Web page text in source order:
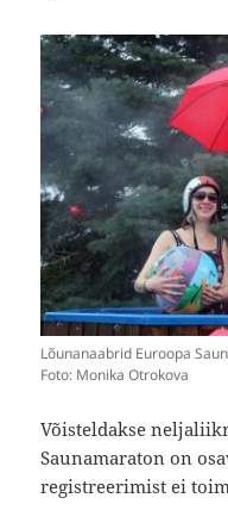
Lõunanaabrid Euroopa
Foto: Monika Otrokova
Võisteldakse
Saunamaraton on
registreerimist ei